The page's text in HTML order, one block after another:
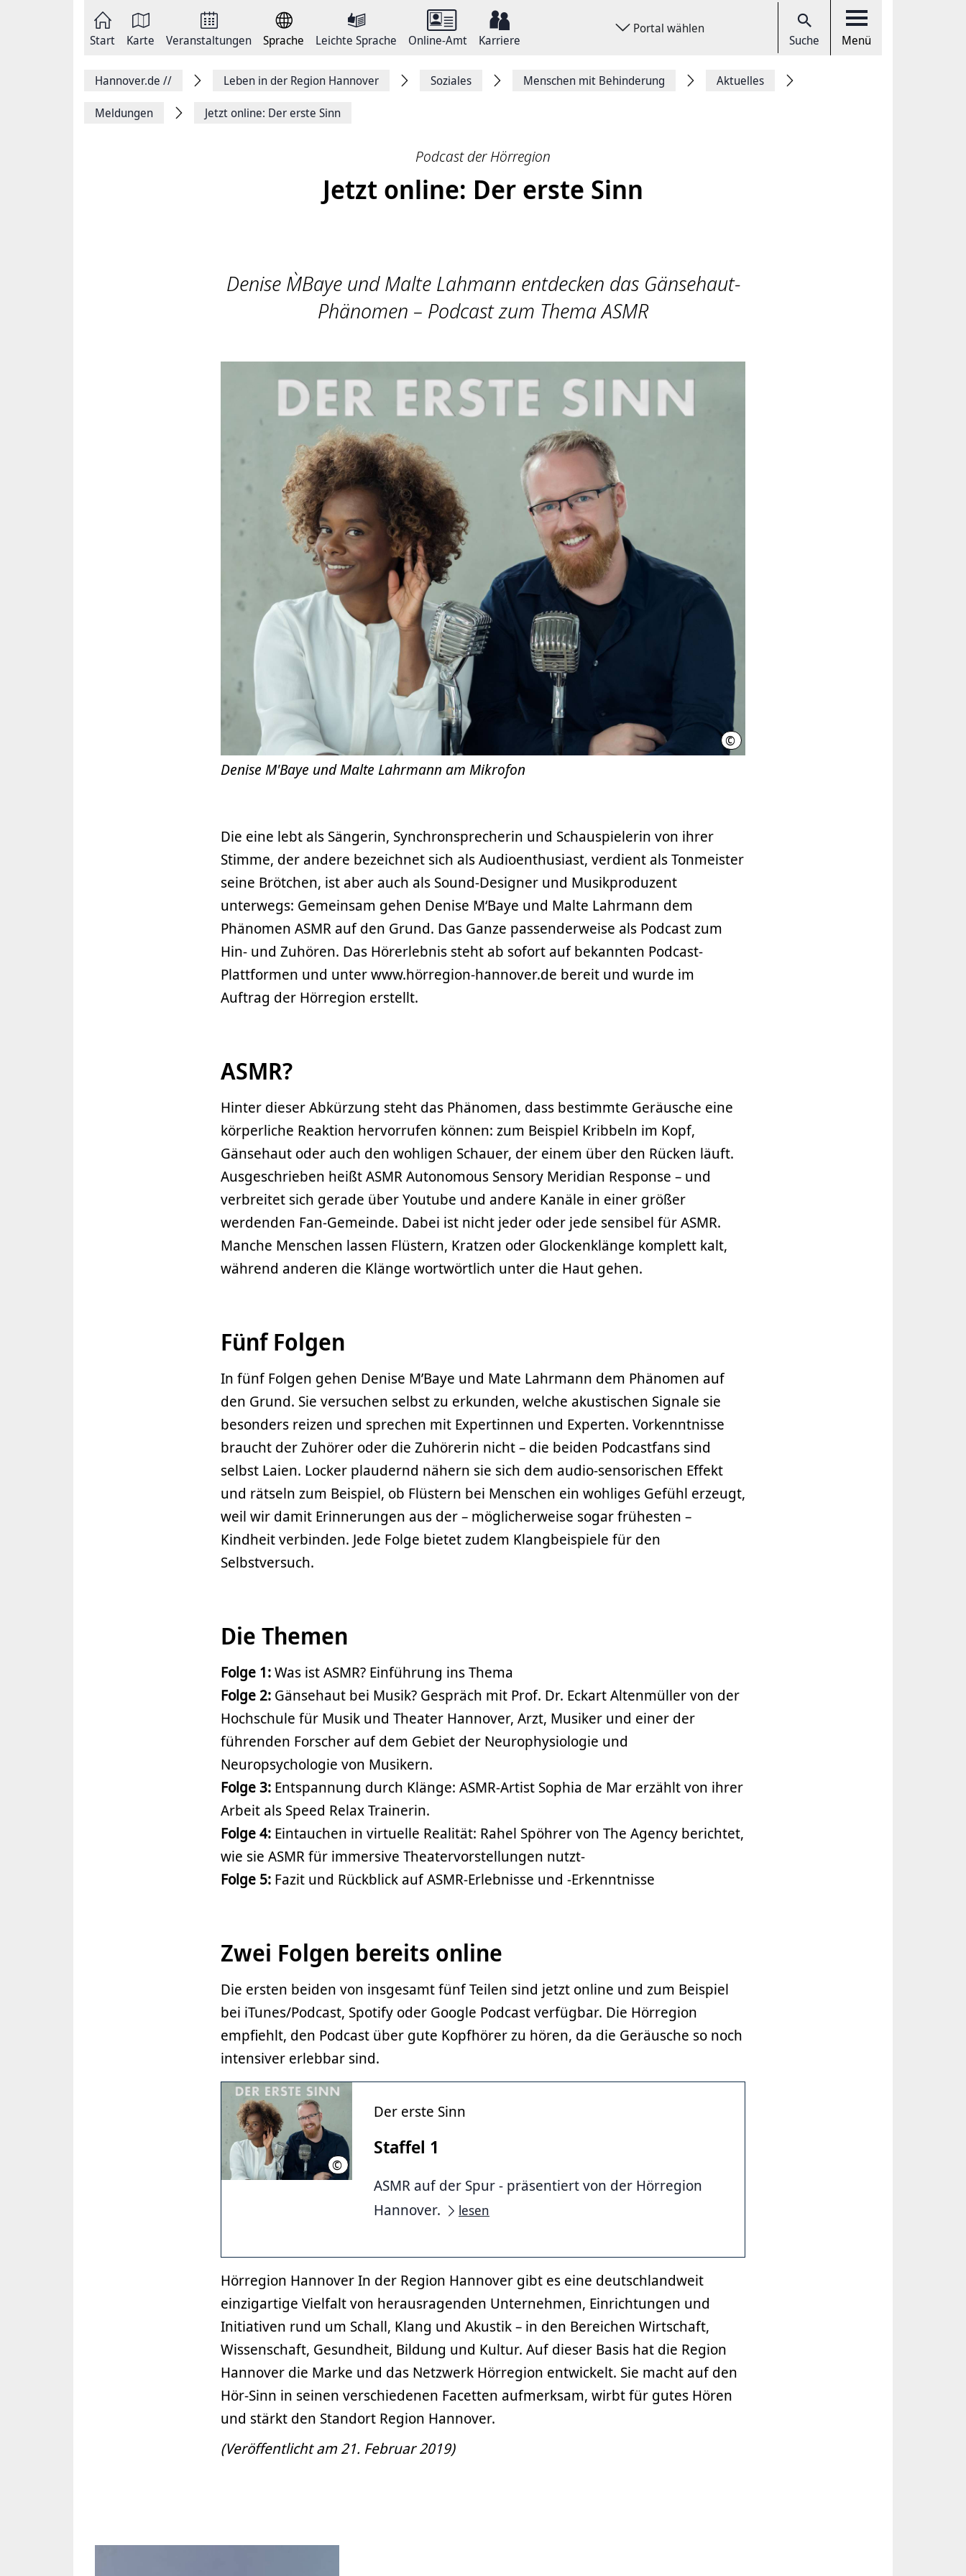
Start Karte Veranstaltungen Sprache Leichte Sprache Online-Amt Karriere
Portal wählen
Suche Menü
Hannover.de // Leben in der Region Hannover Soziales Menschen mit Behinderung Aktuelles
Meldungen Jetzt online: Der erste Sinn
Podcast der Hörregion
Jetzt online: Der erste Sinn
Denise M`Baye und Malte Lahmann entdecken das Gänsehaut-
Phänomen – Podcast zum Thema ASMR
© Chadi-Jan Kobeissi
Denise M'Baye und Malte Lahrmann am Mikrofon
Die eine lebt als Sängerin, Synchronsprecherin und Schauspielerin von ihrer
Stimme, der andere bezeichnet sich als Audioenthusiast, verdient als Tonmeister
seine Brötchen, ist aber auch als Sound-Designer und Musikproduzent
unterwegs: Gemeinsam gehen Denise M‘Baye und Malte Lahrmann dem
Phänomen ASMR auf den Grund. Das Ganze passenderweise als Podcast zum
Hin- und Zuhören. Das Hörerlebnis steht ab sofort auf bekannten Podcast-
Plattformen und unter www.hörregion-hannover.de bereit und wurde im
Auftrag der Hörregion erstellt.
ASMR?
Hinter dieser Abkürzung steht das Phänomen, dass bestimmte Geräusche eine
körperliche Reaktion hervorrufen können: zum Beispiel Kribbeln im Kopf,
Gänsehaut oder auch den wohligen Schauer, der einem über den Rücken läuft.
Ausgeschrieben heißt ASMR Autonomous Sensory Meridian Response – und
verbreitet sich gerade über Youtube und andere Kanäle in einer größer
werdenden Fan-Gemeinde. Dabei ist nicht jeder oder jede sensibel für ASMR.
Manche Menschen lassen Flüstern, Kratzen oder Glockenklänge komplett kalt,
während anderen die Klänge wortwörtlich unter die Haut gehen.
Fünf Folgen
In fünf Folgen gehen Denise M’Baye und Mate Lahrmann dem Phänomen auf
den Grund. Sie versuchen selbst zu erkunden, welche akustischen Signale sie
besonders reizen und sprechen mit Expertinnen und Experten. Vorkenntnisse
braucht der Zuhörer oder die Zuhörerin nicht – die beiden Podcastfans sind
selbst Laien. Locker plaudernd nähern sie sich dem audio-sensorischen Effekt
und rätseln zum Beispiel, ob Flüstern bei Menschen ein wohliges Gefühl erzeugt,
weil wir damit Erinnerungen aus der – möglicherweise sogar frühesten –
Kindheit verbinden. Jede Folge bietet zudem Klangbeispiele für den
Selbstversuch.
Die Themen
Folge 1:Was ist ASMR? Einführung ins Thema
Folge 2: Gänsehaut bei Musik? Gespräch mit Prof. Dr. Eckart Altenmüller von der
Hochschule für Musik und Theater Hannover, Arzt, Musiker und einer der
führenden Forscher auf dem Gebiet der Neurophysiologie und
Neuropsychologie von Musikern.
Folge 3: Entspannung durch Klänge: ASMR-Artist Sophia de Mar erzählt von ihrer
Arbeit als Speed Relax Trainerin.
Folge 4: Eintauchen in virtuelle Realität: Rahel Spöhrer von The Agency berichtet,
wie sie ASMR für immersive Theatervorstellungen nutzt-
Folge 5: Fazit und Rückblick auf ASMR-Erlebnisse und -Erkenntnisse
Zwei Folgen bereits online
Die ersten beiden von insgesamt fünf Teilen sind jetzt online und zum Beispiel
bei iTunes/Podcast, Spotify oder Google Podcast verfügbar. Die Hörregion
empfiehlt, den Podcast über gute Kopfhörer zu hören, da die Geräusche so noch
intensiver erlebbar sind.
© Chadi-Jan Kobeissi
Der erste Sinn
Staffel 1
ASMR auf der Spur - präsentiert von der Hörregion
Hannover.
lesen
Hörregion Hannover In der Region Hannover gibt es eine deutschlandweit
einzigartige Vielfalt von herausragenden Unternehmen, Einrichtungen und
Initiativen rund um Schall, Klang und Akustik – in den Bereichen Wirtschaft,
Wissenschaft, Gesundheit, Bildung und Kultur. Auf dieser Basis hat die Region
Hannover die Marke und das Netzwerk Hörregion entwickelt. Sie macht auf den
Hör-Sinn in seinen verschiedenen Facetten aufmerksam, wirbt für gutes Hören
und stärkt den Standort Region Hannover.
(Veröffentlicht am 21. Februar 2019)